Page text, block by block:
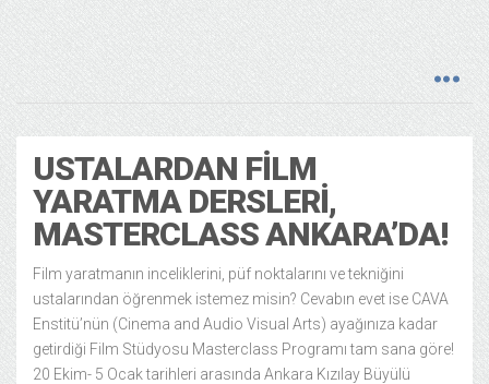
USTALARDAN FILM
YARATMA DERSLERI,
MASTERCLASS ANKARA’DA!
Film yaratmanın inceliklerini, püf noktalarını ve tekniğini
ustalarından öğrenmek istemez misin? Cevabın evet ise CAVA
Enstitü’nün (Cinema and Audio Visual Arts) ayağınıza kadar
getirdiği Film Stüdyosu Masterclass Programı tam sana göre!
20 Ekim- 5 Ocak tarihleri arasında Ankara Kızılay Büyülü